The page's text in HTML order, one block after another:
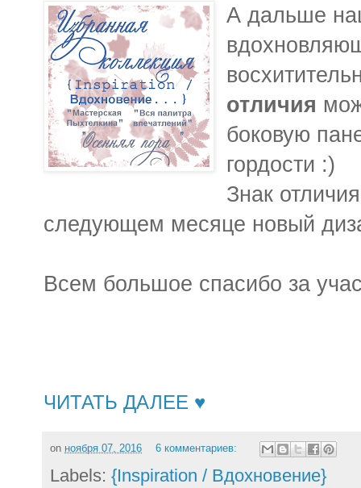
А дальше
отличия
боковую
гордости :)
Знак
следующем месяце новый
Всем большое спасибо за
ЧИТАТЬ ДАЛЕЕ ♥
on ноября 07, 2016 6 комментариев:
Labels: {Inspiration / Вдохновение}